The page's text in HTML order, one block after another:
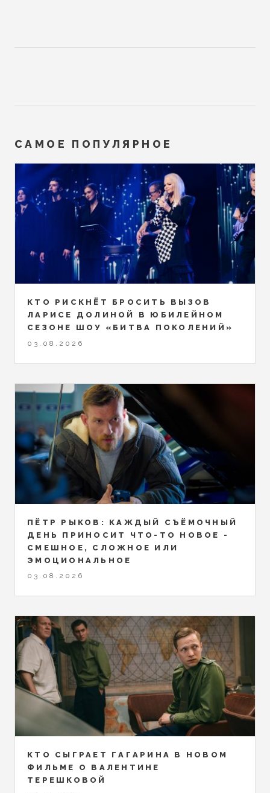
САМОЕ ПОПУЛЯРНОЕ
КТО РИСКНЁТ БРОСИТЬ ВЫЗОВ
ЛАРИСЕ ДОЛИНОЙ В ЮБИЛЕЙНОМ
СЕЗОНЕ ШОУ «БИТВА ПОКОЛЕНИЙ»
03.08.2026
ПЁТР РЫКОВ: КАЖДЫЙ СЪЁМОЧНЫЙ
ДЕНЬ ПРИНОСИТ ЧТО-ТО НОВОЕ -
СМЕШНОЕ, СЛОЖНОЕ ИЛИ
ЭМОЦИОНАЛЬНОЕ
03.08.2026
КТО СЫГРАЕТ ГАГАРИНА В НОВОМ
ФИЛЬМЕ О ВАЛЕНТИНЕ
ТЕРЕШКОВОЙ